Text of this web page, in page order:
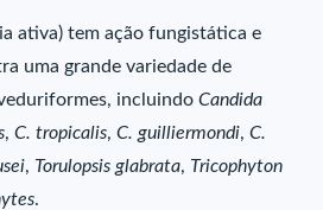
ativa) tem ação fungistática e
uma grande variedade de
incluindoCandida
,C. tropicalis,C. guilliermondi,C.
, Torulopsis glabrata, Tricophyton
.